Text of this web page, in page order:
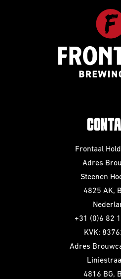
Frontaal
Adres
Steenen
4825 AK,
+31 (0)6 82
KVK:
Adres
4816 BG,